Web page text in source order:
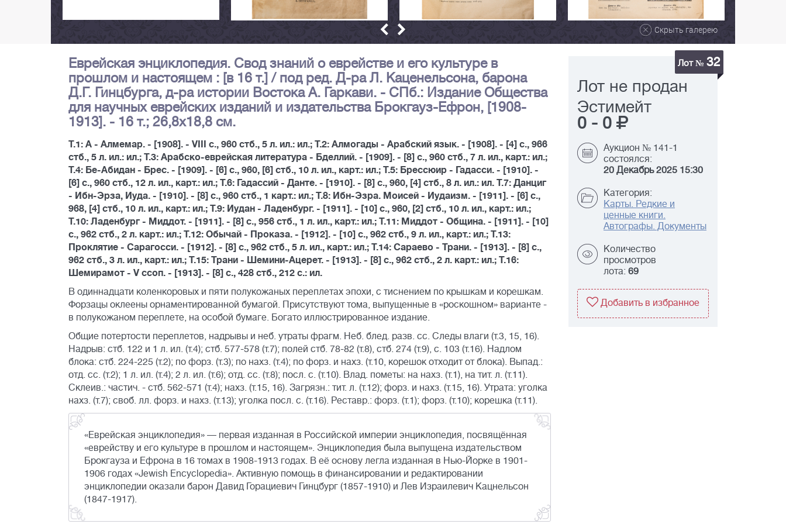
Скрыть галерею
Еврейская энциклопедия. Свод знаний о еврействе и его культуре в
прошлом и настоящем : [в 16 т.] / под ред. Д-ра Л. Каценельсона, барона
Д.Г. Гинцбурга, д-ра истории Востока А. Гаркави. - СПб.: Издание Общества
для научных еврейских изданий и издательства Брокгауз-Ефрон, [1908-
1913]. - 16 т.; 26,8х18,8 см.
Т.1: А - Алмемар. - [1908]. - VIII с., 960 стб., 5 л. ил.: ил.; Т.2: Алмогады - Арабский язык. - [1908]. - [4] с., 966
стб., 5 л. ил.: ил.; Т.3: Арабско-еврейская литература - Бделлий. - [1909]. - [8] с., 960 стб., 7 л. ил., карт.: ил.;
Т.4: Бе-Абидан - Брес. - [1909]. - [6] с., 960, [6] стб., 10 л. ил., карт.: ил.; Т.5: Брессюир - Гадасси. - [1910]. -
[6] с., 960 стб., 12 л. ил., карт.: ил.; Т.6: Гадассий - Данте. - [1910]. - [8] с., 960, [4] стб., 8 л. ил.: ил. Т.7: Данциг
- Ибн-Эрза, Иуда. - [1910]. - [8] с., 960 стб., 1 карт.: ил.; Т.8: Ибн-Эзра. Моисей - Иудаизм. - [1911]. - [6] с.,
968, [4] стб., 10 л. ил., карт.: ил.; Т.9: Иудан - Ладенбург. - [1911]. - [10] с., 960, [2] стб., 10 л. ил., карт.: ил.;
Т.10: Ладенбург - Миддот. - [1911]. - [8] с., 956 стб., 1 л. ил., карт.: ил.; Т.11: Миддот - Община. - [1911]. - [10]
с., 962 стб., 2 л. карт.: ил.; Т.12: Обычай - Проказа. - [1912]. - [10] с., 962 стб., 9 л. ил., карт.: ил.; Т.13:
Проклятие - Сарагосси. - [1912]. - [8] с., 962 стб., 5 л. ил., карт.: ил.; Т.14: Сараево - Трани. - [1913]. - [8] с.,
962 стб., 3 л. ил., карт.: ил.; Т.15: Трани - Шемини-Ацерет. - [1913]. - [8] с., 962 стб., 2 л. карт.: ил.; Т.16:
Шемирамот - V ссоп. - [1913]. - [8] с., 428 стб., 212 с.: ил.
В одиннадцати коленкоровых и пяти полукожаных переплетах эпохи, с тиснением по крышкам и корешкам.
Форзацы оклеены орнаментированной бумагой. Присутствуют тома, выпущенные в «роскошном» варианте -
в полукожаном переплете, на особой бумаге. Богато иллюстрированное издание.
Общие потертости переплетов, надрывы и неб. утраты фрагм. Неб. блед. разв. сс. Следы влаги (т.3, 15, 16).
Надрыв: стб. 122 и 1 л. ил. (т.4); стб. 577-578 (т.7); полей стб. 78-82 (т.8), стб. 274 (т.9), с. 103 (т.16). Надлом
блока: стб. 224-225 (т.2); по форз. (т.3); по нахз. (т.4); по форз. и нахз. (т.10, корешок отходит от блока). Выпад.:
отд. сс. (т.2); 1 л. ил. (т.4); 2 л. ил. (т.6); отд. сс. (т.8); посл. с. (т.10). Влад. пометы: на нахз. (т.1), на тит. л. (т.11).
Склеив.: частич. - стб. 562-571 (т.4); нахз. (т.15, 16). Загрязн.: тит. л. (т.12); форз. и нахз. (т.15, 16). Утрата: уголка
нахз. (т.7); своб. лл. форз. и нахз. (т.13); уголка посл. с. (т.16). Реставр.: форз. (т.1); форз. (т.10); корешка (т.11).
«Еврейская энциклопедия» — первая изданная в Российской империи энциклопедия, посвящённая
«еврейству и его культуре в прошлом и настоящем». Энциклопедия была выпущена издательством
Брокгауза и Ефрона в 16 томах в 1908-1913 годах. В её основу легла изданная в Нью-Йорке в 1901-
1906 годах «Jewish Encyclopedia». Активную помощь в финансировании и редактировании
энциклопедии оказали барон Давид Горациевич Гинцбург (1857-1910) и Лев Израилевич Кацнельсон
(1847-1917).
Лот № 32
Лот не продан
Эстимейт
0 - 0
Аукцион № 141-1
состоялся:
20 Декабрь 2025 15:30
Категория:
Карты. Редкие и
ценные книги.
Автографы. Документы
Количество
просмотров
лота: 69
Добавить в избранное